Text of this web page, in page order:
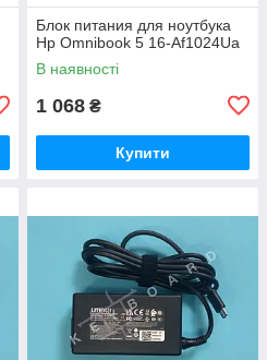
Блок питания для ноутбука
Hp Omnibook 5 16-Af1024Ua
В наявності
1 068 ₴
Купити